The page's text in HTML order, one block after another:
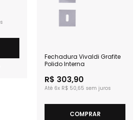
Fechadura Vivaldi Grafite
Polido Interna
R$ 303,90
6x R$ 50,65
COMPRAR